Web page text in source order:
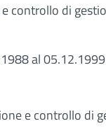
controllo di
al
e controllo di